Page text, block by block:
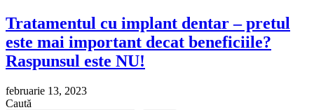
Tratamentul cu implant dentar – pretul
este mai important decat beneficiile?
Raspunsul este NU!
februarie 13, 2023
Caută